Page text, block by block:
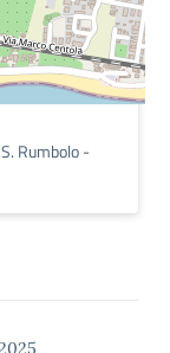
Rumbolo -